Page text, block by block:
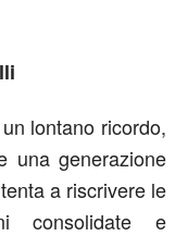
lontano ricordo,
una generazione
a riscrivere le
consolidate e